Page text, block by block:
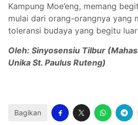
Kampung Moe’eng, memang
mulai dari orang-orangnya yang
toleransi budaya yang begitu
Oleh: Sinyosensiu Tilbur
Unika St. Paulus Ruteng)
Bagikan